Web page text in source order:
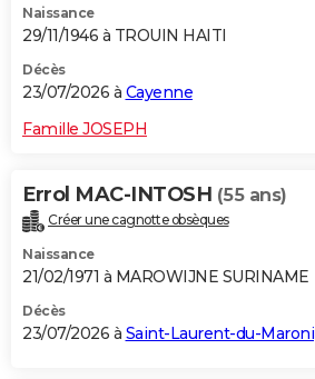
Naissance
29/11/1946 à TROUIN HAITI
Décès
23/07/2026 à Cayenne
Famille JOSEPH
Errol MAC-INTOSH (55 ans)
Créer une cagnotte obsèques
Naissance
21/02/1971 à MAROWIJNE SURINAME
Décès
23/07/2026 à Saint-Laurent-du-Maroni